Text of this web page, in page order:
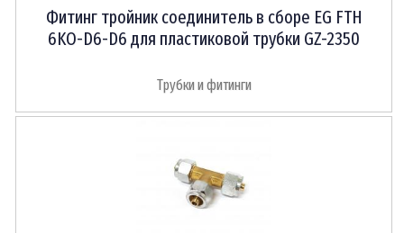
Фитинг тройник соединитель в сборе EG FTH
6KO-D6-D6 для пластиковой трубки GZ-2350
Трубки и фитинги